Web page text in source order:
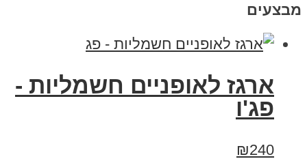
מבצעים
ארגז לאופניים חשמליות -
פג'ו
₪240